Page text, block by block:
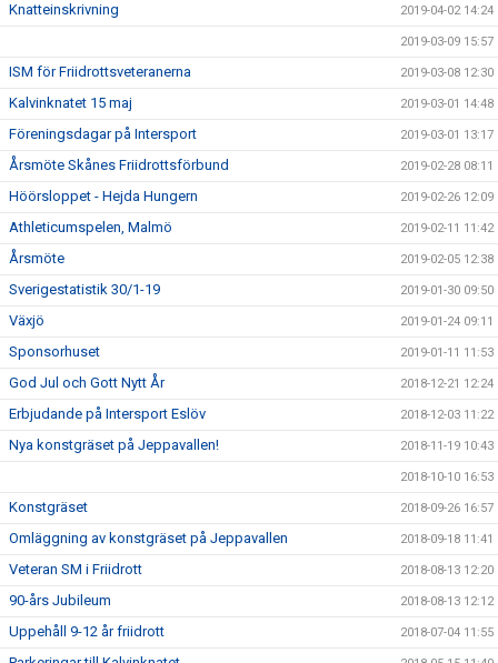
Knatteinskrivning 2019-04-02 14:24
2019-03-09 15:57
ISM för Friidrottsveteranerna 2019-03-08 12:30
Kalvinknatet 15 maj 2019-03-01 14:48
Föreningsdagar på Intersport 2019-03-01 13:17
Årsmöte Skånes Friidrottsförbund 2019-02-28 08:11
Höörsloppet - Hejda Hungern 2019-02-26 12:09
Athleticumspelen, Malmö 2019-02-11 11:42
Årsmöte 2019-02-05 12:38
Sverigestatistik 30/1-19 2019-01-30 09:50
Växjö 2019-01-24 09:11
Sponsorhuset 2019-01-11 11:53
God Jul och Gott Nytt År 2018-12-21 12:24
Erbjudande på Intersport Eslöv 2018-12-03 11:22
Nya konstgräset på Jeppavallen! 2018-11-19 10:43
2018-10-10 16:53
Konstgräset 2018-09-26 16:57
Omläggning av konstgräset på Jeppavallen 2018-09-18 11:41
Veteran SM i Friidrott 2018-08-13 12:20
90-års Jubileum 2018-08-13 12:12
Uppehåll 9-12 år friidrott 2018-07-04 11:55